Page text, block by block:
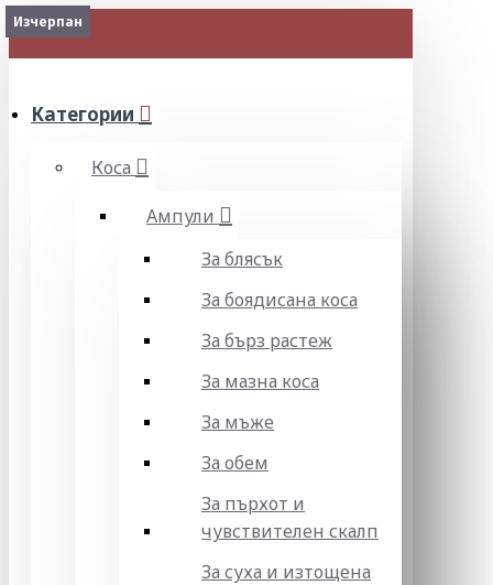
МЕНЮ
Категории
Коса
Ампули
За блясък
За боядисана коса
За бърз растеж
За мазна коса
За мъже
За обем
За пърхот и
чувствителен скалп
За суха и изтощена
Изчерпан